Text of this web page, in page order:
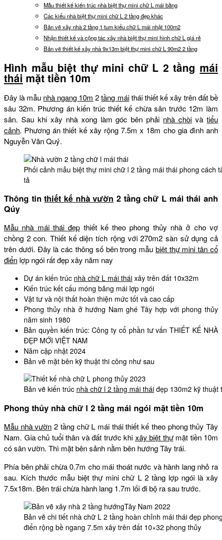
Mẫu thiết kế kiến trúc nhà biệt thự mini chữ L mái bằng
Các kiểu nhà biệt thự mini chữ L 2 tầng đẹp khác
Bản vẽ xây nhà 2 tầng 1 tum kiểu chữ L mái nhật 100m2
Nhận thiết kế và cộng tác xây nhà biệt thự mini hình chữ L giá rẻ
Bản vẽ thiết kế xây nhà 9x13m biệt thự mini chữ L 90m2 2 tầng
Hình mẫu biệt thự mini chữ L 2 tầng mái
thái mặt tiền 10m
Đây là mẫu nhà ngang 10m 2tầng máithái thiết kế xây trên đất bề
sâu 32m. Phương án kiến trúc thiết kế chừa sân trước 12m làm
sân. Sau khi xây nhà xong làm góc bên phải nhà chòi vàtiểu
cảnh. Phương án thiết kế xây rộng 7.5m x 18m cho gia đình anh
Nguyễn Văn Quý.
Phối cảnh mẫu biệt thự mini chữ l 2 tầng mái thái phong cách
tả
Thông tinthiết kế nhà vườn 2 tầng chữ L mái thái anh
Qúy
Mẫu nhà mái thái đẹp thiết kế theo phong thủy nhà ở cho vợ
chồng 2 con. Thiết kế diện tích rộng với 270m2 sàn sử dụng cả
trên dưới. Đây là các thông số bên trong mẫu biệt thự mini tân cổ
điển lợp ngói rất đẹp xây năm nay
Dự án kiến trúc nhà chữ L mái thái xây trên đất 10x32m
Kiến trúc kết cấu móng băng mái lợp ngói
Vật tư và nội thất hoàn thiện mức tốt và cao cấp
Phong thủy nhà ở hướng Nam ghé Tây hợp với phong thủy
năm sinh 1980
Bản quyền kiến trúc: Công ty cổ phần tư vấn THIẾT KẾ NHÀ
ĐẸP MỚI VIỆT NAM
Năm cập nhật 2024
Bản vẽ mặt bên kỹ thuật thi công như sau
Bản vẽ kiến trúc nhà chữ l 2 tầng mái thái đẹp 130m2 kỹ thuật
Phong thủy nhà chữ l 2 tầng mái ngói mặt tiền 10m
Mẫu nhà vườn 2 tầng chữ L mái thái thiết kế theo phong thủy Tây
Nam. Gia chủ tuổi thân và đất trước khi xây biệt thựmặt tiền 10m
có sân vườn. Thì mặt bên sảnh nằm bên hướng Tây trái.
Phía bên phải chừa 0.7m cho mái thoát nước và hành lang nhỏ ra
sau. Kích thước mẫu biệt thự mini chữ L 2 tầng lợp ngói là xây
7.5x18m. Bên trái chừa hành lang 1.7m lối đi bộ ra sau trước.
Bản vẽ chi tiết nhà chữ L 2 tầng hoàn chỉnh mái thái đẹp
điển rộng bề ngang 7.5m xây trên đất 10×32 phong thủy